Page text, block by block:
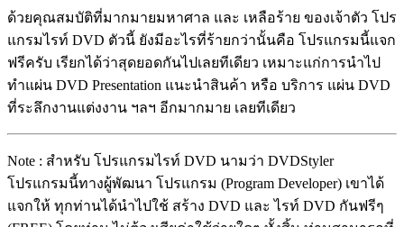
ด้วยคุณสมบัติที่มากมายมหาศาล และ เหลือร้าย ของเจ้าตัว โปร
แกรมไรท์ DVD ตัวนี้ ยังมีอะไรที่ร้ายกว่านั้นคือ โปรแกรมนี้แจก
ฟรีครับ เรียกได้ว่าสุดยอดกันไปเลยทีเดียว เหมาะแก่การนำไป
ทำแผ่น DVD Presentation แนะนำสินค้า หรือ บริการ แผ่น DVD
ที่ระลึกงานแต่งงาน ฯลฯ อีกมากมาย เลยทีเดียว
Note : สำหรับ โปรแกรมไรท์ DVD นามว่า DVDStyler
โปรแกรมนี้ทางผู้พัฒนา โปรแกรม (Program Developer) เขาได้
แจกให้ ทุกท่านได้นำไปใช้ สร้าง DVD และ ไรท์ DVD กันฟรีๆ